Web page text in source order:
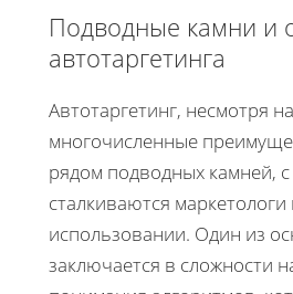
Подводные камни и
автотаргетинга
Автотаргетинг, несмотря
многочисленные
рядом подводных камней,
сталкиваются маркетологи
использовании. Один из
заключается в сложности